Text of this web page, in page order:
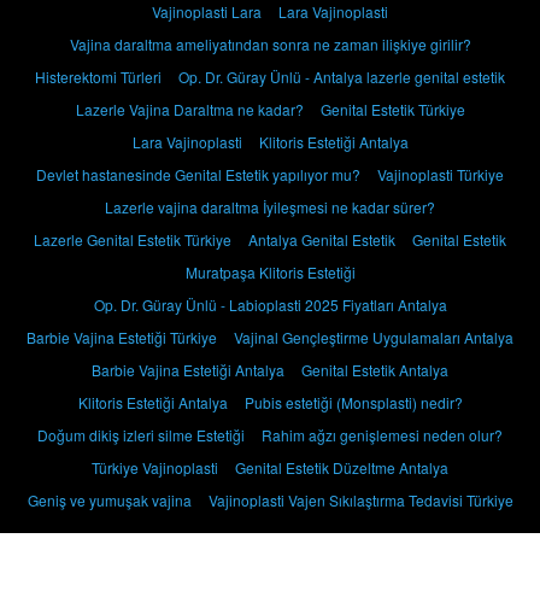
Vajinoplasti Lara
Lara Vajinoplasti
Vajina daraltma ameliyatından sonra ne zaman ilişkiye girilir?
Histerektomi Türleri
Op. Dr. Güray Ünlü - Antalya lazerle genital estetik
Lazerle Vajina Daraltma ne kadar?
Genital Estetik Türkiye
Lara Vajinoplasti
Klitoris Estetiği Antalya
Devlet hastanesinde Genital Estetik yapılıyor mu?
Vajinoplasti Türkiye
Lazerle vajina daraltma İyileşmesi ne kadar sürer?
Lazerle Genital Estetik Türkiye
Antalya Genital Estetik
Genital Estetik
Muratpaşa Klitoris Estetiği
Op. Dr. Güray Ünlü - Labioplasti 2025 Fiyatları Antalya
Barbie Vajina Estetiği Türkiye
Vajinal Gençleştirme Uygulamaları Antalya
Barbie Vajina Estetiği Antalya
Genital Estetik Antalya
Klitoris Estetiği Antalya
Pubis estetiği (Monsplasti) nedir?
Doğum dikiş izleri silme Estetiği
Rahim ağzı genişlemesi neden olur?
Türkiye Vajinoplasti
Genital Estetik Düzeltme Antalya
Geniş ve yumuşak vajina
Vajinoplasti Vajen Sıkılaştırma Tedavisi Türkiye